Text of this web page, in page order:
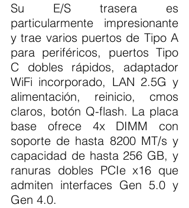
Su E/S trasera es
particularmente impresionante
y trae varios puertos de Tipo A
para periféricos, puertos Tipo
C dobles rápidos, adaptador
WiFi incorporado, LAN 2.5G y
alimentación, reinicio, cmos
claros, botón Q-flash. La placa
base ofrece 4x DIMM con
soporte de hasta 8200 MT/s y
capacidad de hasta 256 GB, y
ranuras dobles PCIe x16 que
admiten interfaces Gen 5.0 y
Gen 4.0.